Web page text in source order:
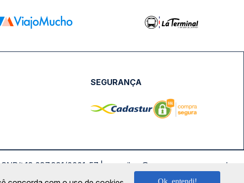
SEGURANÇA
18.087.991/0001-57 | saconibus@queropassagem.com.br